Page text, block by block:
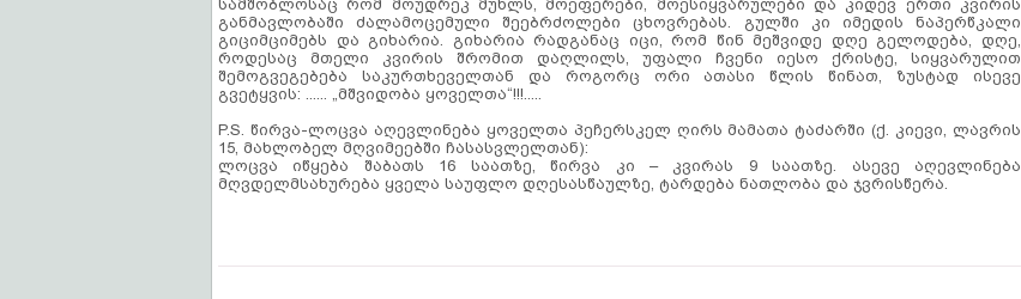
სამშობლოსაც რომ მოუდრეკ მუხლს, მოეფერები, მოესიყვარულები და კიდევ ერთი კვირის
განმავლობაში ძალამოცემული შეებრძოლები ცხოვრებას. გულში კი იმედის ნაპერწკალი
გიციმციმებს და გიხარია. გიხარია რადგანაც იცი, რომ წინ მეშვიდე დღე გელოდება, დღე,
როდესაც მთელი კვირის შრომით დაღლილს, უფალი ჩვენი იესო ქრისტე, სიყვარულით
შემოგვეგებება საკურთხეველთან და როგორც ორი ათასი წლის წინათ, ზუსტად ისევე
გვეტყვის: ...... „მშვიდობა ყოველთა“!!!.....
P.S. წირვა-ლოცვა აღევლინება ყოველთა პეჩერსკელ ღირს მამათა ტაძარში (ქ. კიევი, ლავრის
15, მახლობელ მღვიმეებში ჩასასვლელთან):
ლოცვა იწყება შაბათს 16 საათზე, წირვა კი – კვირას 9 საათზე. ასევე აღევლინება
მღვდელმსახურება ყველა საუფლო დღესასწაულზე, ტარდება ნათლობა და ჯვრისწერა.